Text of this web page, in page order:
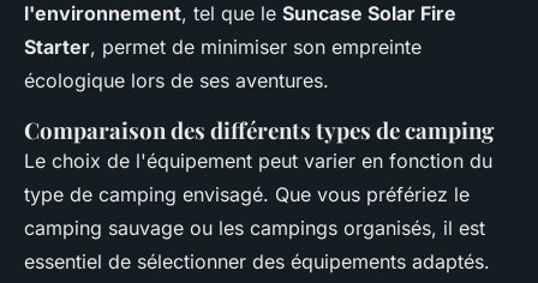
l'environnement, tel que le Suncase Solar Fire
Starter, permet de minimiser son empreinte
écologique lors de ses aventures.
Comparaison des différents types de camping
Le choix de l'équipement peut varier en fonction du
type de camping envisagé. Que vous préfériez le
camping sauvage ou les campings organisés, il est
essentiel de sélectionner des équipements adaptés.